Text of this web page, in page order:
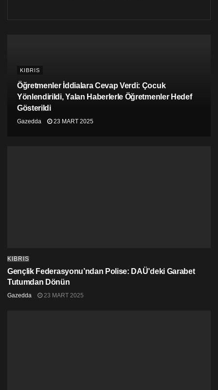
KIBRIS
Öğretmenler İddialara Cevap Verdi: Çocuk
Yönlendirildi, Yalan Haberlerle Öğretmenler Hedef
Gösterildi
Gazedda 23 MART 2025
KIBRIS
Gençlik Federasyonu’ndan Polise: DAÜ’deki Garabet
Tutumdan Dönün
Gazedda 23 MART 2025